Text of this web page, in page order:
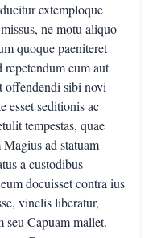
extemploque
ne motu aliquo
quoque paeniteret
eum aut
offendendi sibi novi
esset seditionis ac
tempestas, quae
ad statuam
a custodibus
docuisset contra ius
vinclis liberatur,
seu Capuam mallet.